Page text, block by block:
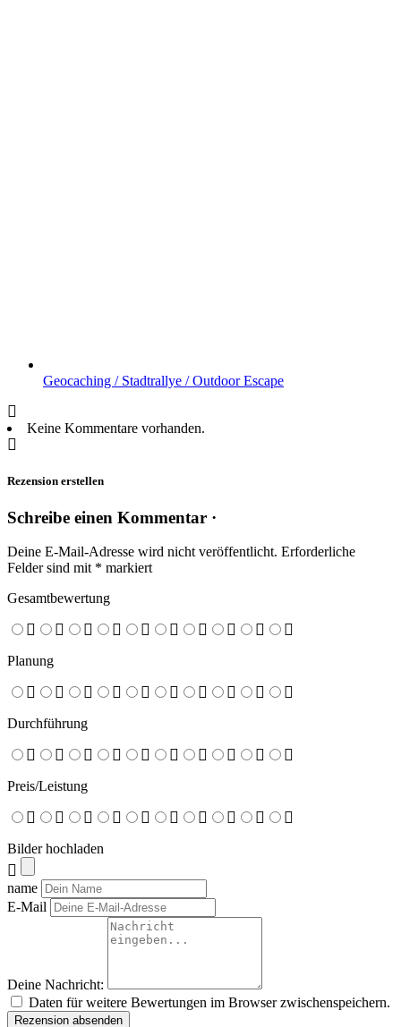
Geocaching / Stadtrallye / Outdoor Escape
Keine Kommentare vorhanden.
Rezension erstellen
Schreibe einen Kommentar ·
Deine E-Mail-Adresse wird nicht veröffentlicht. Erforderliche
Felder sind mit * markiert
Gesamtbewertung
Planung
Durchführung
Preis/Leistung
Bilder hochladen
name
E-Mail
Deine Nachricht:
Daten für weitere Bewertungen im Browser zwischenspeichern.
Rezension absenden